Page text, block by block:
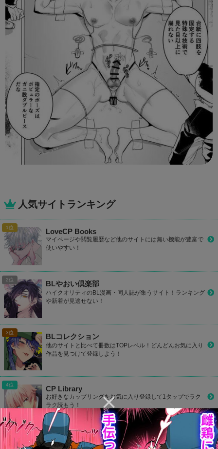
人気サイトランキング
LoveCP Books
マイページや閲覧履歴など他のサイトには無い機能が豊富で
使いやすい！
BLやおい倶楽部
ハイクオリティのBL漫画・同人誌が集うサイト！ランキング
や新着が見逃せない！
BLコレクション
他のサイトと比べて冊数はTOPレベル！どんどんお気に入り
作品を見つけて登録しよう！
CP Library
お好きなカップリングをお気に入り登録して1タップでラク
ラク読もう！
カプコミ